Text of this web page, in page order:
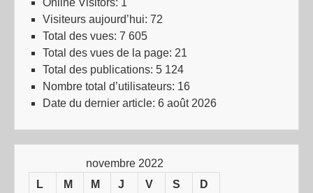
Online Visitors: 1
Visiteurs aujourd’hui: 72
Total des vues: 7 605
Total des vues de la page: 21
Total des publications: 5 124
Nombre total d’utilisateurs: 16
Date du dernier article: 6 août 2026
novembre 2022
L
M M J V S D